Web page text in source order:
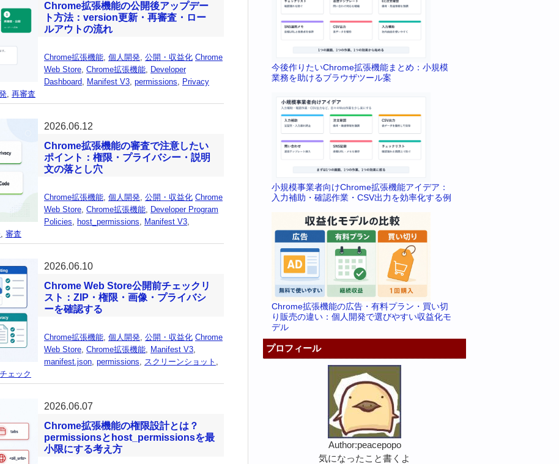
Chrome拡張機能の公開後アップデー
ト方法：version更新・再審査・ロー
ルアウトの流れ
Chrome拡張機能, 個人開発, 公開・収益化 Chrome
Web Store, Chrome拡張機能, Developer
Dashboard, Manifest V3, permissions, Privacy
, 再審査
2026.06.12
Chrome拡張機能の審査で注意したい
ポイント：権限・プライバシー・説明
文の落とし穴
Chrome拡張機能, 個人開発, 公開・収益化 Chrome
Web Store, Chrome拡張機能, Developer Program
Policies, host_permissions, Manifest V3,
, 審査
2026.06.10
Chrome Web Store公開前チェックリ
スト：ZIP・権限・画像・プライバシ
ーを確認する
Chrome拡張機能, 個人開発, 公開・収益化 Chrome
Web Store, Chrome拡張機能, Manifest V3,
manifest.json, permissions, スクリーンショット ,
ェック
2026.06.07
Chrome拡張機能の権限設計とは？
permissionsとhost_permissionsを最
小限にする考え方
今後作りたいChrome拡張機能まとめ：小規模
業務を助けるブラウザツール案
小規模事業者向けChrome拡張機能アイデア：
入力補助・確認作業・CSV出力を効率化する例
Chrome拡張機能の広告・有料プラン・買い切
り販売の違い：個人開発で選びやすい収益化モ
デル
プロフィール
Author:peacepopo
気になったこと書くよ